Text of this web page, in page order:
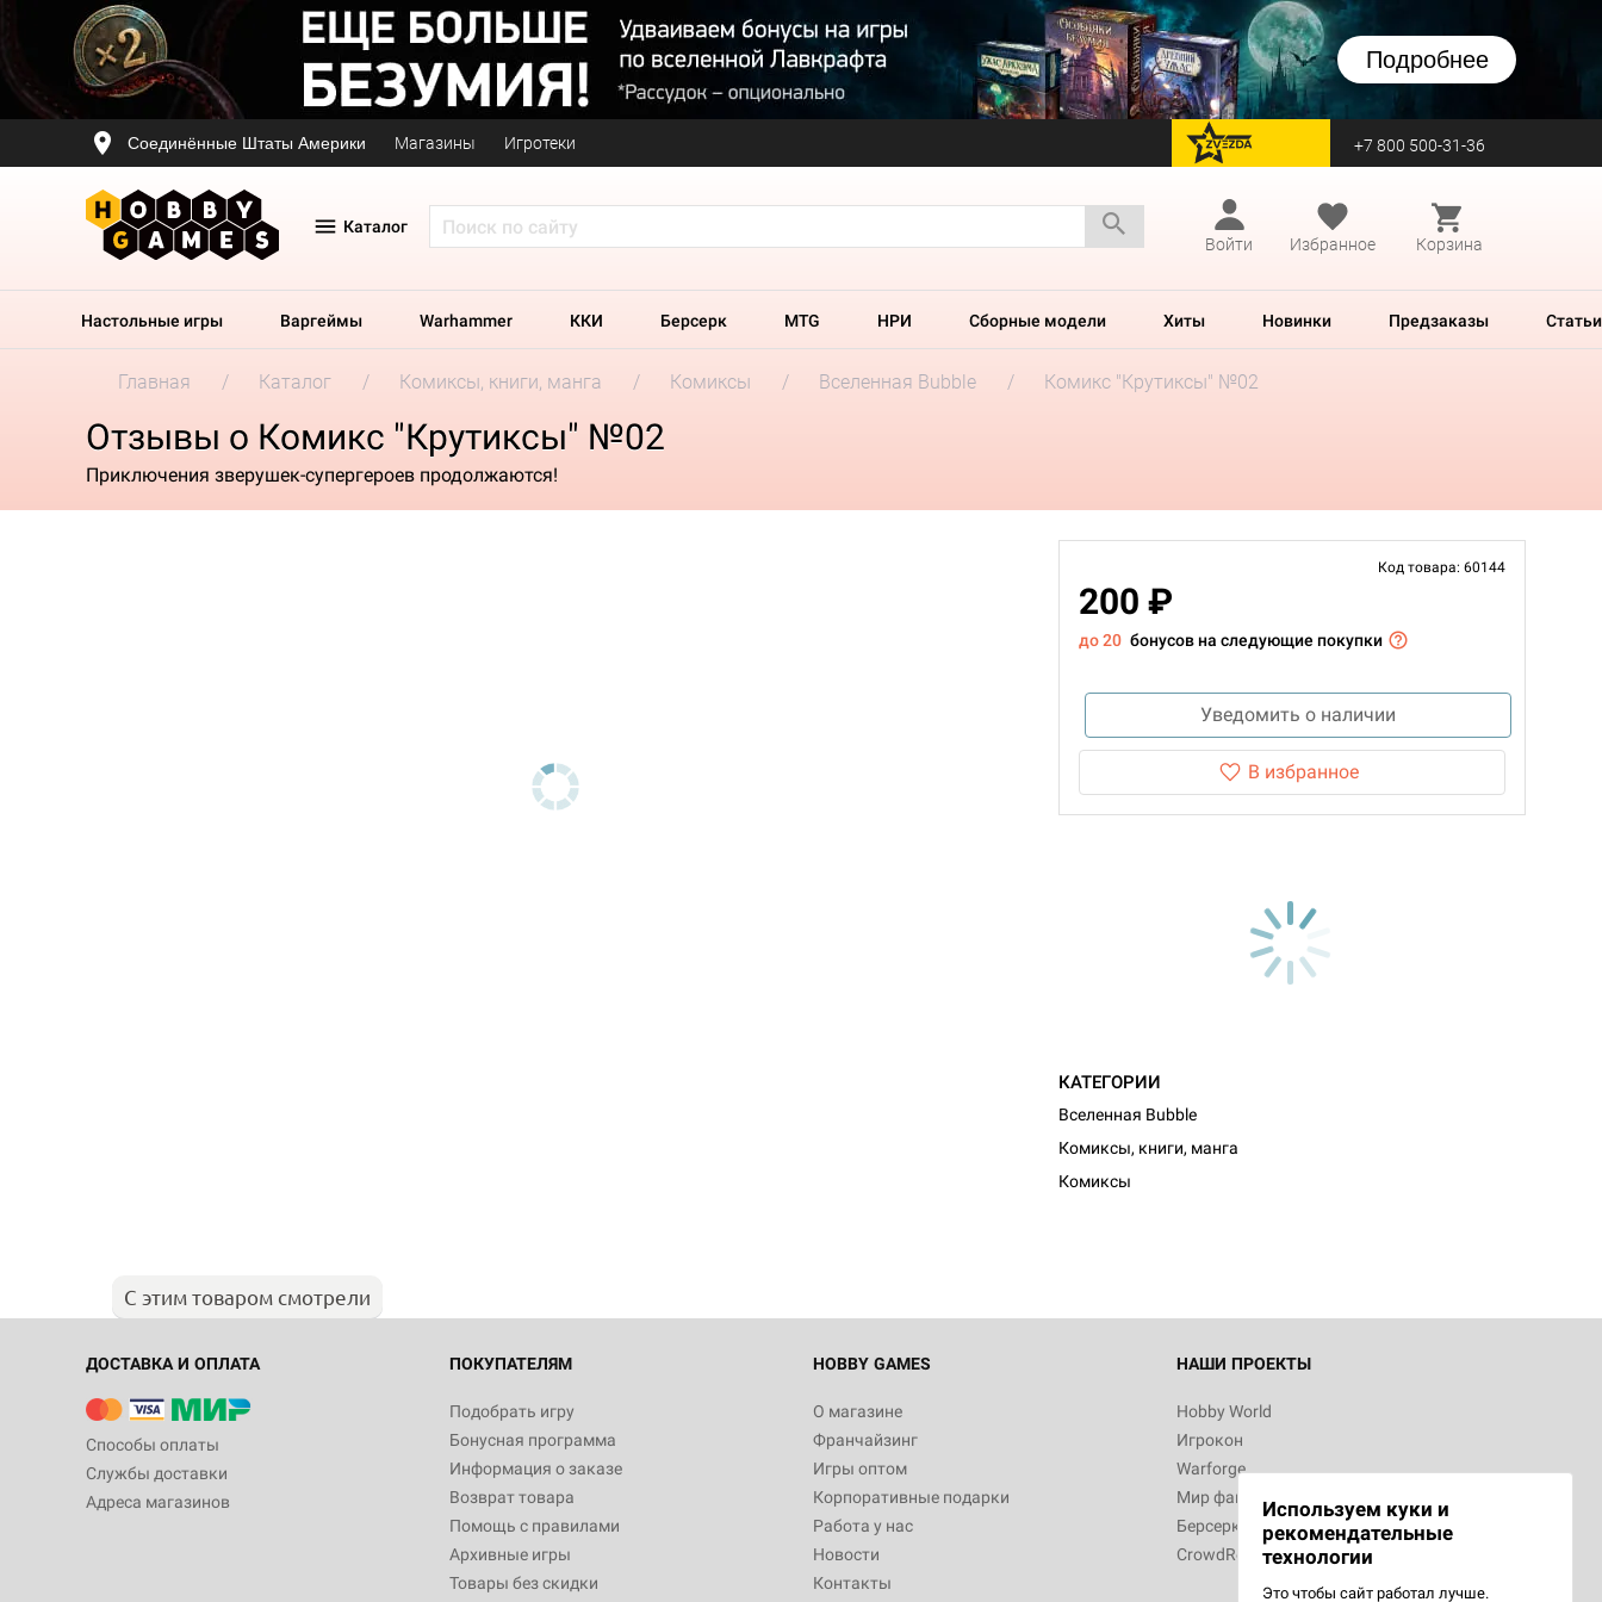
Подробнее
Соединённые Штаты Америки Магазины Игротеки перейти на Zvezda +7 800 500-31-36
Каталог
Войти
Избранное Корзина
Настольные игры Варгеймы Warhammer ККИ Берсерк MTG НРИ Сборные модели Хиты Новинки Предзаказы Статьи
Главная Каталог Комиксы, книги, манга Комиксы Вселенная Bubble Комикс "Крутиксы" №02
Отзывы о Комикс "Крутиксы" №02
Приключения зверушек-супергероев продолжаются!
Код товара: 60144
200 ₽
до 20 бонусов на следующие покупки
Уведомить о наличии
В избранное
КАТЕГОРИИ
Вселенная Bubble
Комиксы, книги, манга
Комиксы
С этим товаром смотрели
ДОСТАВКА И ОПЛАТА
Способы оплаты
Службы доставки
Адреса магазинов
ПОКУПАТЕЛЯМ
Подобрать игру
Бонусная программа
Информация о заказе
Возврат товара
Помощь с правилами
Архивные игры
Товары без скидки
HOBBY GAMES
О магазине
Франчайзинг
Игры оптом
Корпоративные подарки
Работа у нас
Новости
Контакты
НАШИ ПРОЕКТЫ
Hobby World
Игрокон
Warforge
Мир фантастики
Берсерк
CrowdRepublic
Используем куки и
рекомендательные
технологии
Это чтобы сайт работал лучше.